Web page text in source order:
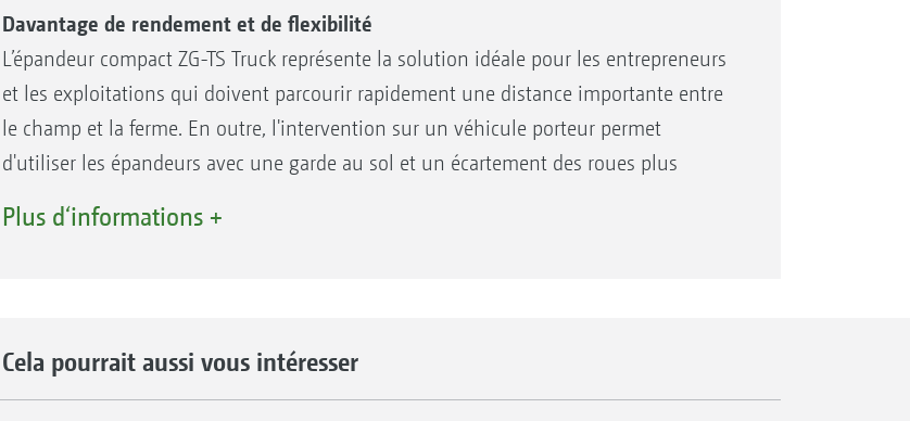
Davantage de rendement et de flexibilité
L’épandeur compact ZG-TS Truck représente la solution idéale pour les entrepreneurs
et les exploitations qui doivent parcourir rapidement une distance importante entre
le champ et la ferme. En outre, l'intervention sur un véhicule porteur permet
d'utiliser les épandeurs avec une garde au sol et un écartement des roues plus
d’augmenter considérablement le rendement de chantier. Comme le ZG-TS Truck est
Avantages du ZG-TS Truck
Plus d‘informations +
Cela pourrait aussi vous intéresser